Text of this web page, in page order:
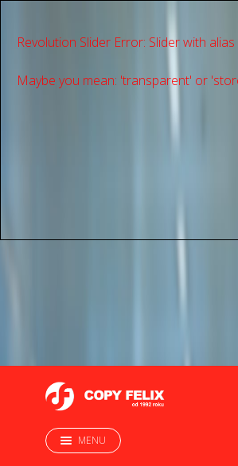
Revolution Slider Error: Slider with alias
Maybe you mean: 'transparent' or
MENU